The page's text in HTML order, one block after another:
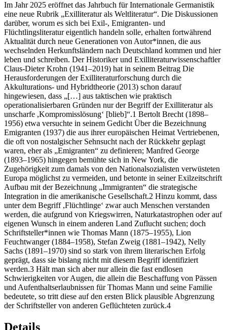
Im Jahr 2025 eröffnet das Jahrbuch für Internationale Germanistik
eine neue Rubrik „Exilliteratur als Weltliteratur“. Die Diskussionen
darüber, worum es sich bei Exil-, Emigranten- und
Flüchtlingsliteratur eigentlich handeln solle, erhalten fortwährend
Aktualität durch neue Generationen von Autor*innen, die aus
wechselnden Herkunftsländern nach Deutschland kommen und hier
leben und schreiben. Der Historiker und Exilliteraturwissenschaftler
Claus-Dieter Krohn (1941–2019) hat in seinem Beitrag Die
Herausforderungen der Exilliteraturforschung durch die
Akkulturations- und Hybridtheorie (2013) schon darauf
hingewiesen, dass „[…] aus taktischen wie praktisch
operationalisierbaren Gründen nur der Begriff der Exilliteratur als
unscharfe ,Kompromisslösung‘ [blieb]“.1 Bertolt Brecht (1898–
1956) etwa versuchte in seinem Gedicht Über die Bezeichnung
Emigranten (1937) die aus ihrer europäischen Heimat Vertriebenen,
die oft von nostalgischer Sehnsucht nach der Rückkehr geplagt
waren, eher als „Emigranten“ zu definieren; Manfred George
(1893–1965) hingegen bemühte sich in New York, die
Zugehörigkeit zum damals von den Nationalsozialisten verwüsteten
Europa möglichst zu vermeiden, und betonte in seiner Exilzeitschrift
Aufbau mit der Bezeichnung „Immigranten“ die strategische
Integration in die amerikanische Gesellschaft.2 Hinzu kommt, dass
unter dem Begriff ,Flüchtlinge‘ zwar auch Menschen verstanden
werden, die aufgrund von Kriegswirren, Naturkatastrophen oder auf
eigenen Wunsch in einem anderen Land Zuflucht suchen; doch
Schriftsteller*innen wie Thomas Mann (1875–1955), Lion
Feuchtwanger (1884–1958), Stefan Zweig (1881–1942), Nelly
Sachs (1891–1970) sind so stark von ihrem literarischen Erfolg
geprägt, dass sie bislang nicht mit diesem Begriff identifiziert
werden.3 Hält man sich aber nur allein die fast endlosen
Schwierigkeiten vor Augen, die allein die Beschaffung von Pässen
und Aufenthaltserlaubnissen für Thomas Mann und seine Familie
bedeutete, so tritt diese auf den ersten Blick plausible Abgrenzung
der Schriftsteller von anderen Geflüchteten zurück.4
Details